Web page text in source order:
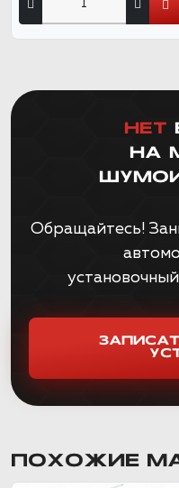
НЕТ
НА
Обращайтесь!
ПОХОЖИЕ